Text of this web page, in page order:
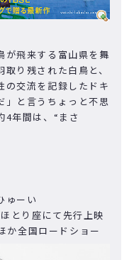
が飛来する富山県を舞
り残された白鳥と、
の交流を記録したドキ
」と言うちょっと不思
4年間は、“まさ
ゅーい
とり座にて先行上映
か全国ロードショー